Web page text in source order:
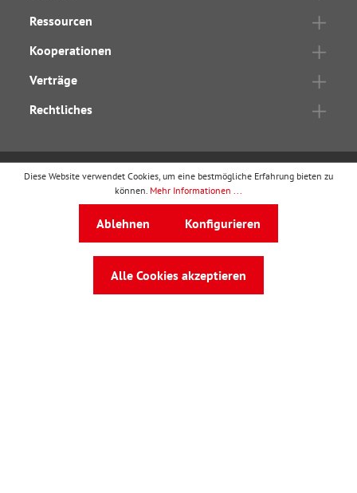
Ressourcen
Kooperationen
Verträge
Rechtliches
wbv Publikationist ein Geschäftsbereich von
Auf dem Esch 4 · 33619 Bielefeld · Telefon
service@wbv.de
Folgen Sie uns auf:
Diese Website verwendet Cookies, um eine bestmögliche Erfahrung bieten zu
können. Mehr Informationen ...
Ablehnen Konfigurieren
Alle Cookies akzeptieren